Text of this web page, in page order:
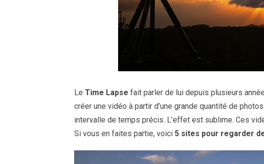
Le Time Lapse fait parler de lui depuis plusieurs
créer une vidéo à partir d’une grande quantité de
intervalle de temps précis. L’effet est sublime. Ces
Si vous en faites partie, voici 5 sites pour regarder